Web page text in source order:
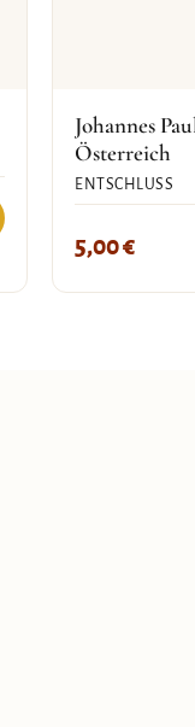
Johannes
Österreich
ENTSCHLUSS
5,00€